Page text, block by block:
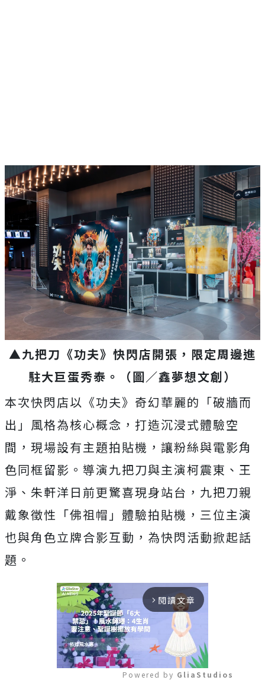
▲九把刀《功夫》快閃店開張，限定周邊進
駐大巨蛋秀泰。（圖／鑫夢想文創）
本次快閃店以《功夫》奇幻華麗的「破牆而
出」風格為核心概念，打造沉浸式體驗空
間，現場設有主題拍貼機，讓粉絲與電影角
色同框留影。導演九把刀與主演柯震東、王
淨、朱軒洋日前更驚喜現身站台，九把刀親
戴象徵性「佛祖帽」體驗拍貼機，三位主演
也與角色立牌合影互動，為快閃活動掀起話
題。
arrow_forward_ios 閱讀文章
Powered by GliaStudios